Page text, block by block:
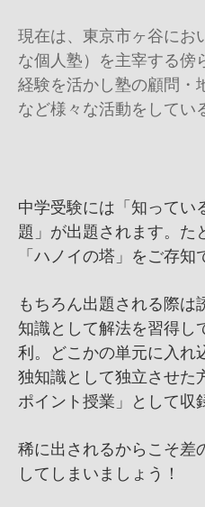
現在は、東京市ヶ谷にお
な個人塾）を主宰する傍
経験を活かし塾の顧問・
など様々な活動をしてい
中学受験には「知ってい
題」が出題されます。た
「ハノイの塔」をご存知
もちろん出題される際は
知識として解法を習得し
利。どこかの単元に入れ
独知識として独立させた
ポイント授業」として収
稀に出されるからこそ差
してしまいましょう！